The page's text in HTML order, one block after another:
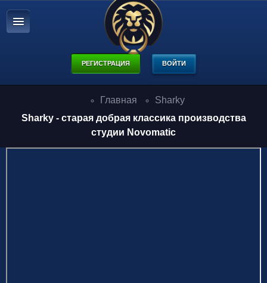
РЕГИСТРАЦИЯ ВОЙТИ
Главная
Sharky
Sharky - старая добрая классика производства
студии Novomatic